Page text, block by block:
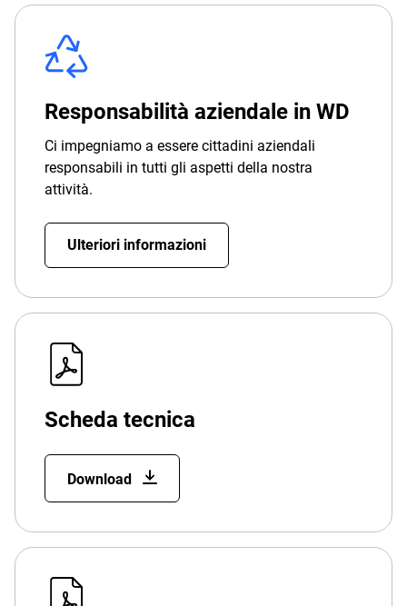
Responsabilità aziendale in WD
Ci impegniamo a essere cittadini aziendali
responsabili in tutti gli aspetti della nostra
attività.
Ulteriori informazioni
Scheda tecnica
Download